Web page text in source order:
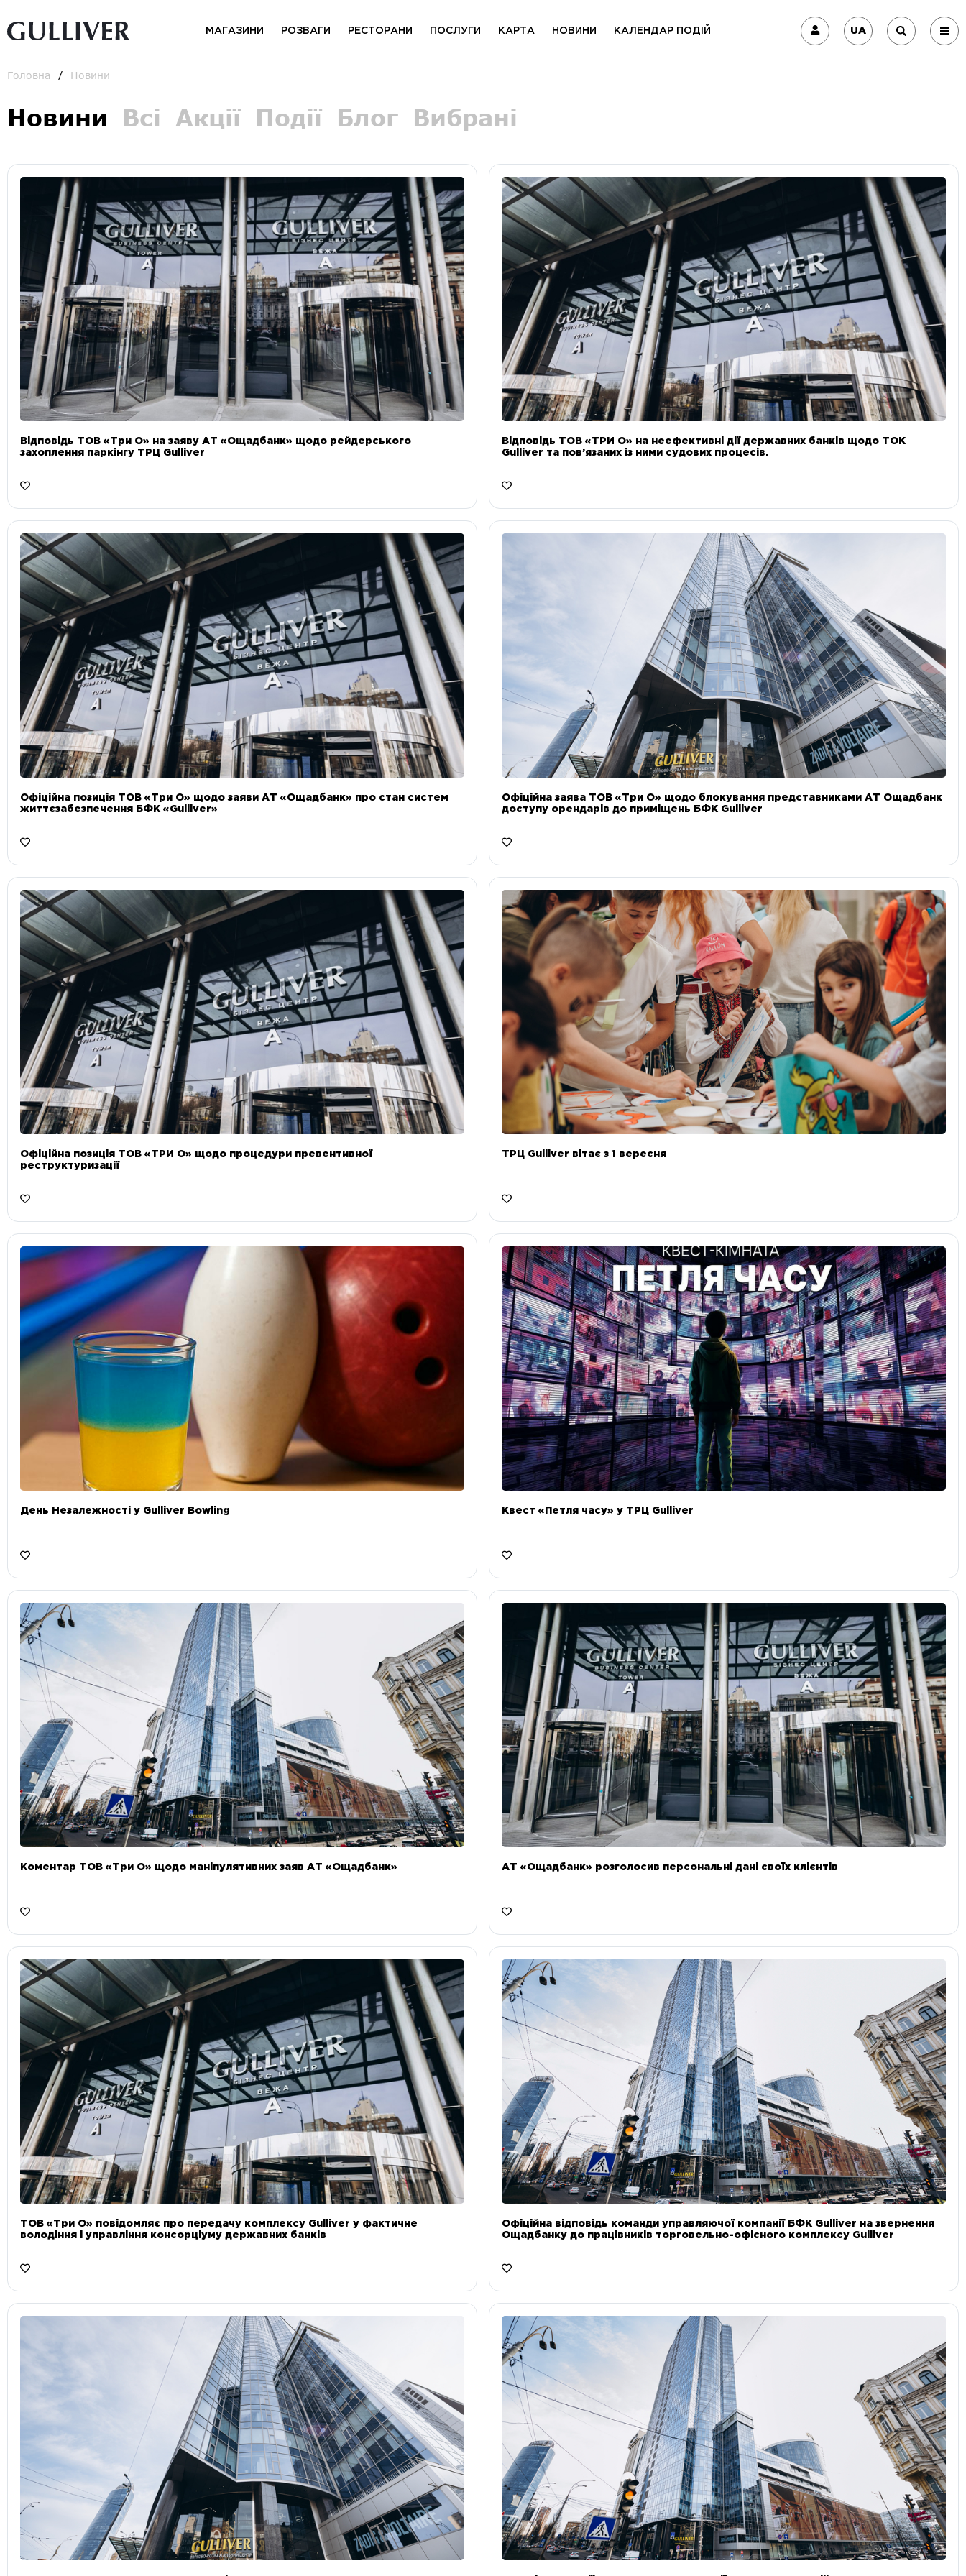
МАГАЗИНИ РОЗВАГИ РЕСТОРАНИ ПОСЛУГИ КАРТА НОВИНИ КАЛЕНДАР ПОДІЙ UA
Головна Новини
Новини Всі Акції Події Блог Вибрані
Відповідь ТОВ «Три О» на заяву АТ «Ощадбанк» щодо рейдерського
захоплення паркінгу ТРЦ Gulliver
Відповідь ТОВ «ТРИ О» на неефективні дії державних банків щодо ТОК
Gulliver та пов’язаних із ними судових процесів.
Офіційна позиція ТОВ «Три О» щодо заяви АТ «Ощадбанк» про стан систем
життєзабезпечення БФК «Gulliver»
Офіційна заява ТОВ «Три О» щодо блокування представниками АТ Ощадбанк
доступу орендарів до приміщень БФК Gulliver
Офіційна позиція ТОВ «ТРИ О» щодо процедури превентивної
реструктуризації
ТРЦ Gulliver вітає з 1 вересня
День Незалежності у Gulliver Bowling Квест «Петля часу» у ТРЦ Gulliver
Коментар ТОВ «Три О» щодо маніпулятивних заяв АТ «Ощадбанк» АТ «Ощадбанк» розголосив персональні дані своїх клієнтів
ТОВ «Три О» повідомляє про передачу комплексу Gulliver у фактичне
володіння і управління консорціуму державних банків
Офіційна відповідь команди управляючої компанії БФК Gulliver на звернення
Ощадбанку до працівників торговельно-офісного комплексу Gulliver